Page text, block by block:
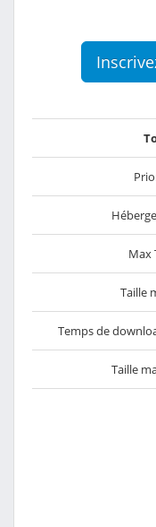
Max
Taille
Temps de
Taille